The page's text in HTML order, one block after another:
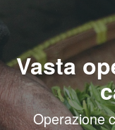
Vasta
Operazione